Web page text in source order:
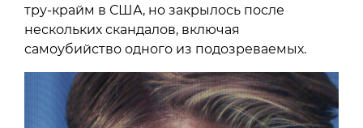
тру-крайм в США, но закрылось после
нескольких скандалов, включая
самоубийство одного из подозреваемых.